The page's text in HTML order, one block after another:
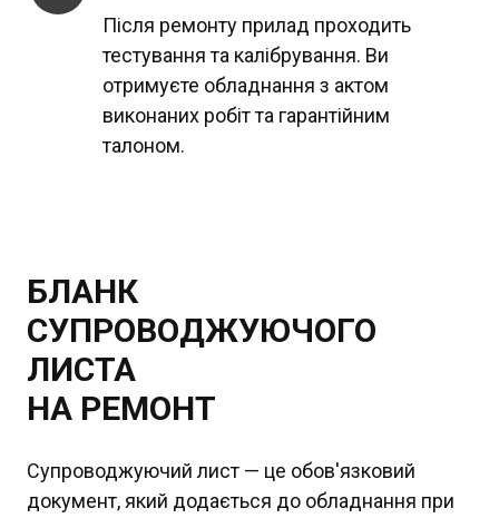
Після ремонту прилад проходить
тестування та калібрування. Ви
отримуєте обладнання з актом
виконаних робіт та гарантійним
талоном.
БЛАНК
СУПРОВОДЖУЮЧОГО
ЛИСТА
НА РЕМОНТ
Супроводжуючий лист — це обов'язковий
документ, який додається до обладнання при